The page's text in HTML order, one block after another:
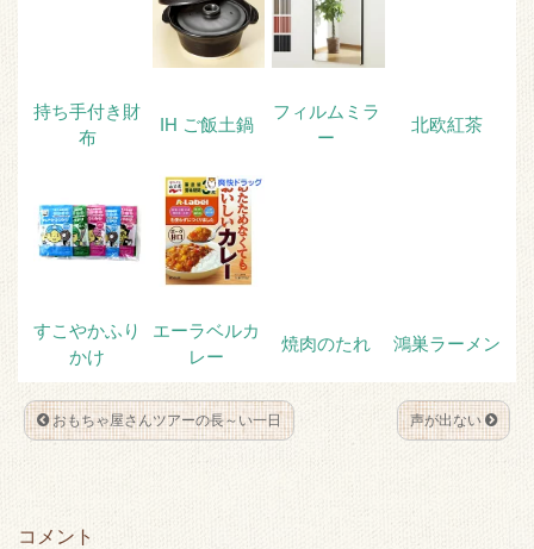
a
持ち手付き財
布
IH ご飯土鍋
フィルムミラ
ー
北欧紅茶
すこやかふり
かけ
エーラベルカ
レー
焼肉のたれ 鴻巣ラーメン
おもちゃ屋さんツアーの長～い一日 声が出ない
コメント